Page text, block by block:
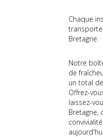
Chaque
Bretagne.
Notre
de
un total
Offrez-
laissez-
Bretagne,